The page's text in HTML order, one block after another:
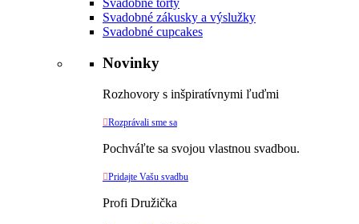
Svadobné torty
Svadobné zákusky a výslužky
Svadobné cupcakes
Novinky
Rozhovory s inšpiratívnymi ľuďmi
Rozprávali sme sa
Pochváľte sa svojou vlastnou svadbou.
Pridajte Vašu svadbu
Profi Družička